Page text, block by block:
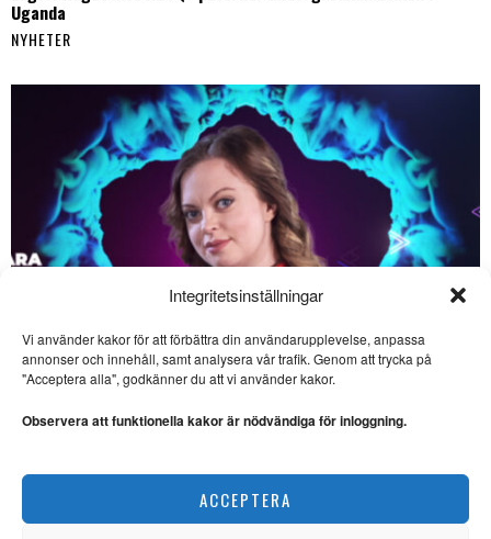
Integritetsinställningar
Vi använder kakor för att förbättra din användarupplevelse, anpassa
annonser och innehåll, samt analysera vår trafik. Genom att trycka på
"Acceptera alla", godkänner du att vi använder kakor.
Observera att funktionella kakor är nödvändiga för inloggning.
ACCEPTERA
Uganda
NYHETER
Saara Hermansson vill lyfta fram samisk kultur
Sevärda havsäventyr på
”Vaiana”
2026.
Film på bio: Svag sci-fi
och sevärda